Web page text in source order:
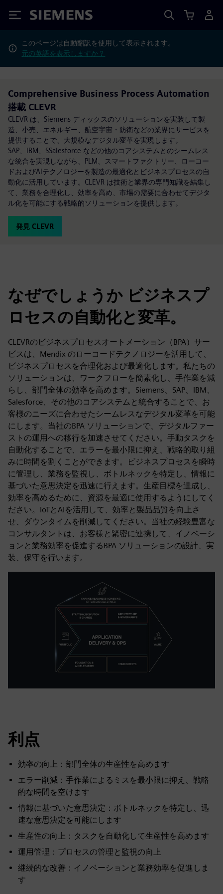
Siemens
このページは自動翻訳を使用して表示されます。
元の英語を表示しますか？
Comprehensive Business Process Automation
搭載 CLEVR
CLEVR は、Siemens ディックスのソリューションを実装して製
造、小売、エネルギー、航空宇宙・防衛などの業界にサービスを
提供することで、大規模なデジタル変革を実現します。
SAP、IBM、SSalesforce などの他のコアシステムとのシームレス
な統合を実現しながら、PLM、スマートファクトリー、ローコー
ドおよびAIテクノロジーを製造の最適化とビジネスプロセスの自
動化に活用しています。CLEVR は技術と業界の専門知識を結集し
て、業務を合理化し、効率を高め、市場の需要に合わせてデジタ
ル化を可能にする戦略的ソリューションを提供します。
発見 CLEVR
なぜでしょうか ビジネスプ
ロセスの自動化と変革。
CLEVRのビジネスプロセスオートメーション（BPA）サー
ビスは、Mendix のローコードテクノロジーを活用して、
ビジネスプロセスを合理化および最適化します。私たちの
ソリューションは、ワークフローを簡素化し、手作業を減
らし、部門全体の効率を高めます。Siemens、SAP、IBM、
Salesforce、その他のコアシステムと統合することで、お
客様のニーズに合わせたシームレスなデジタル変革を可能
にします。当社のBPA ソリューションで、デジタルファー
ストの運用への移行を加速させてください。手動タスクを
自動化することで、エラーを最小限に抑え、戦略的取り組
みに時間を割くことができます。ビジネスプロセスを瞬時
に管理し、業務を監視し、ボトルネックを特定し、情報に
基づいた意思決定を迅速に行えます。生産目標を達成し、
効率を高めるために、資源を最適に使用するようにしてく
ださい。IoTとAIを活用して、効率と製品品質を向上さ
せ、ダウンタイムを削減してください。当社の経験豊富な
コンサルタントは、お客様と緊密に連携して、イノベーシ
ョンと業務効率を促進するBPA ソリューションの設計、実
装、保守を行います。
利点
効率の向上：部門全体の生産性を高めます
エラー削減：手作業によるミスを最小限に抑え、戦略
的な時間を空けます
情報に基づいた意思決定：ボトルネックを特定し、迅
速な意思決定を可能にします
生産性の向上：タスクを自動化して生産性を高めます
運用管理：プロセスの管理と監視の向上
継続的な改善：イノベーションと業務効率を促進しま
す